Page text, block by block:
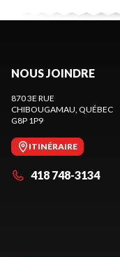
NOUS JOINDRE
870 3E RUE
CHIBOUGAMAU , QUÉBEC
G8P 1P9
ITINÉRAIRE
418 748-3134